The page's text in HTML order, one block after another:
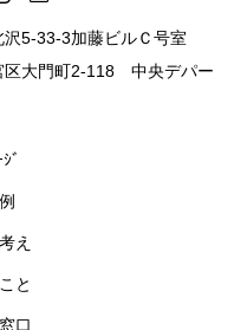
5-33-3加藤ビルＣ号室
区大門町2-118 中央デパー
ﾞ
え
と
口